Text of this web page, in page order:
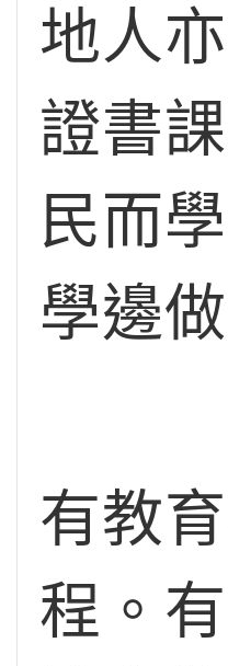
地人
證書
民而
學邊做
有教
程。